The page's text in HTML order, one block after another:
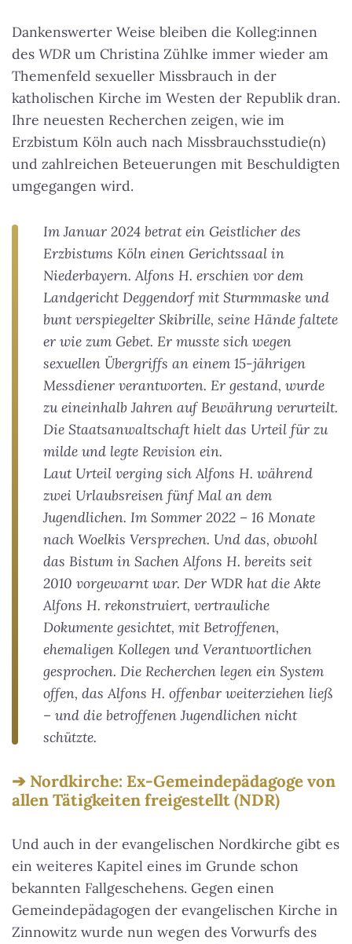
Dankenswerter Weise bleiben die Kolleg:innen
des WDR um Christina Zühlke immer wieder am
Themenfeld sexueller Missbrauch in der
katholischen Kirche im Westen der Republik dran.
Ihre neuesten Recherchen zeigen, wie im
Erzbistum Köln auch nach Missbrauchsstudie(n)
und zahlreichen Beteuerungen mit Beschuldigten
umgegangen wird.
Im Januar 2024 betrat ein Geistlicher des
Erzbistums Köln einen Gerichtssaal in
Niederbayern. Alfons H. erschien vor dem
Landgericht Deggendorf mit Sturmmaske und
bunt verspiegelter Skibrille, seine Hände faltete
er wie zum Gebet. Er musste sich wegen
sexuellen Übergriffs an einem 15-jährigen
Messdiener verantworten. Er gestand, wurde
zu eineinhalb Jahren auf Bewährung verurteilt.
Die Staatsanwaltschaft hielt das Urteil für zu
milde und legte Revision ein.
Laut Urteil verging sich Alfons H. während
zwei Urlaubsreisen fünf Mal an dem
Jugendlichen. Im Sommer 2022 – 16 Monate
nach Woelkis Versprechen. Und das, obwohl
das Bistum in Sachen Alfons H. bereits seit
2010 vorgewarnt war. Der WDR hat die Akte
Alfons H. rekonstruiert, vertrauliche
Dokumente gesichtet, mit Betroffenen,
ehemaligen Kollegen und Verantwortlichen
gesprochen. Die Recherchen legen ein System
offen, das Alfons H. offenbar weiterziehen ließ
– und die betroffenen Jugendlichen nicht
schützte.
Nordkirche: Ex-Gemeindepädagoge von
allen Tätigkeiten freigestellt (NDR)
Und auch in der evangelischen Nordkirche gibt es
ein weiteres Kapitel eines im Grunde schon
bekannten Fallgeschehens. Gegen einen
Gemeindepädagogen der evangelischen Kirche in
Zinnowitz wurde nun wegen des Vorwurfs des